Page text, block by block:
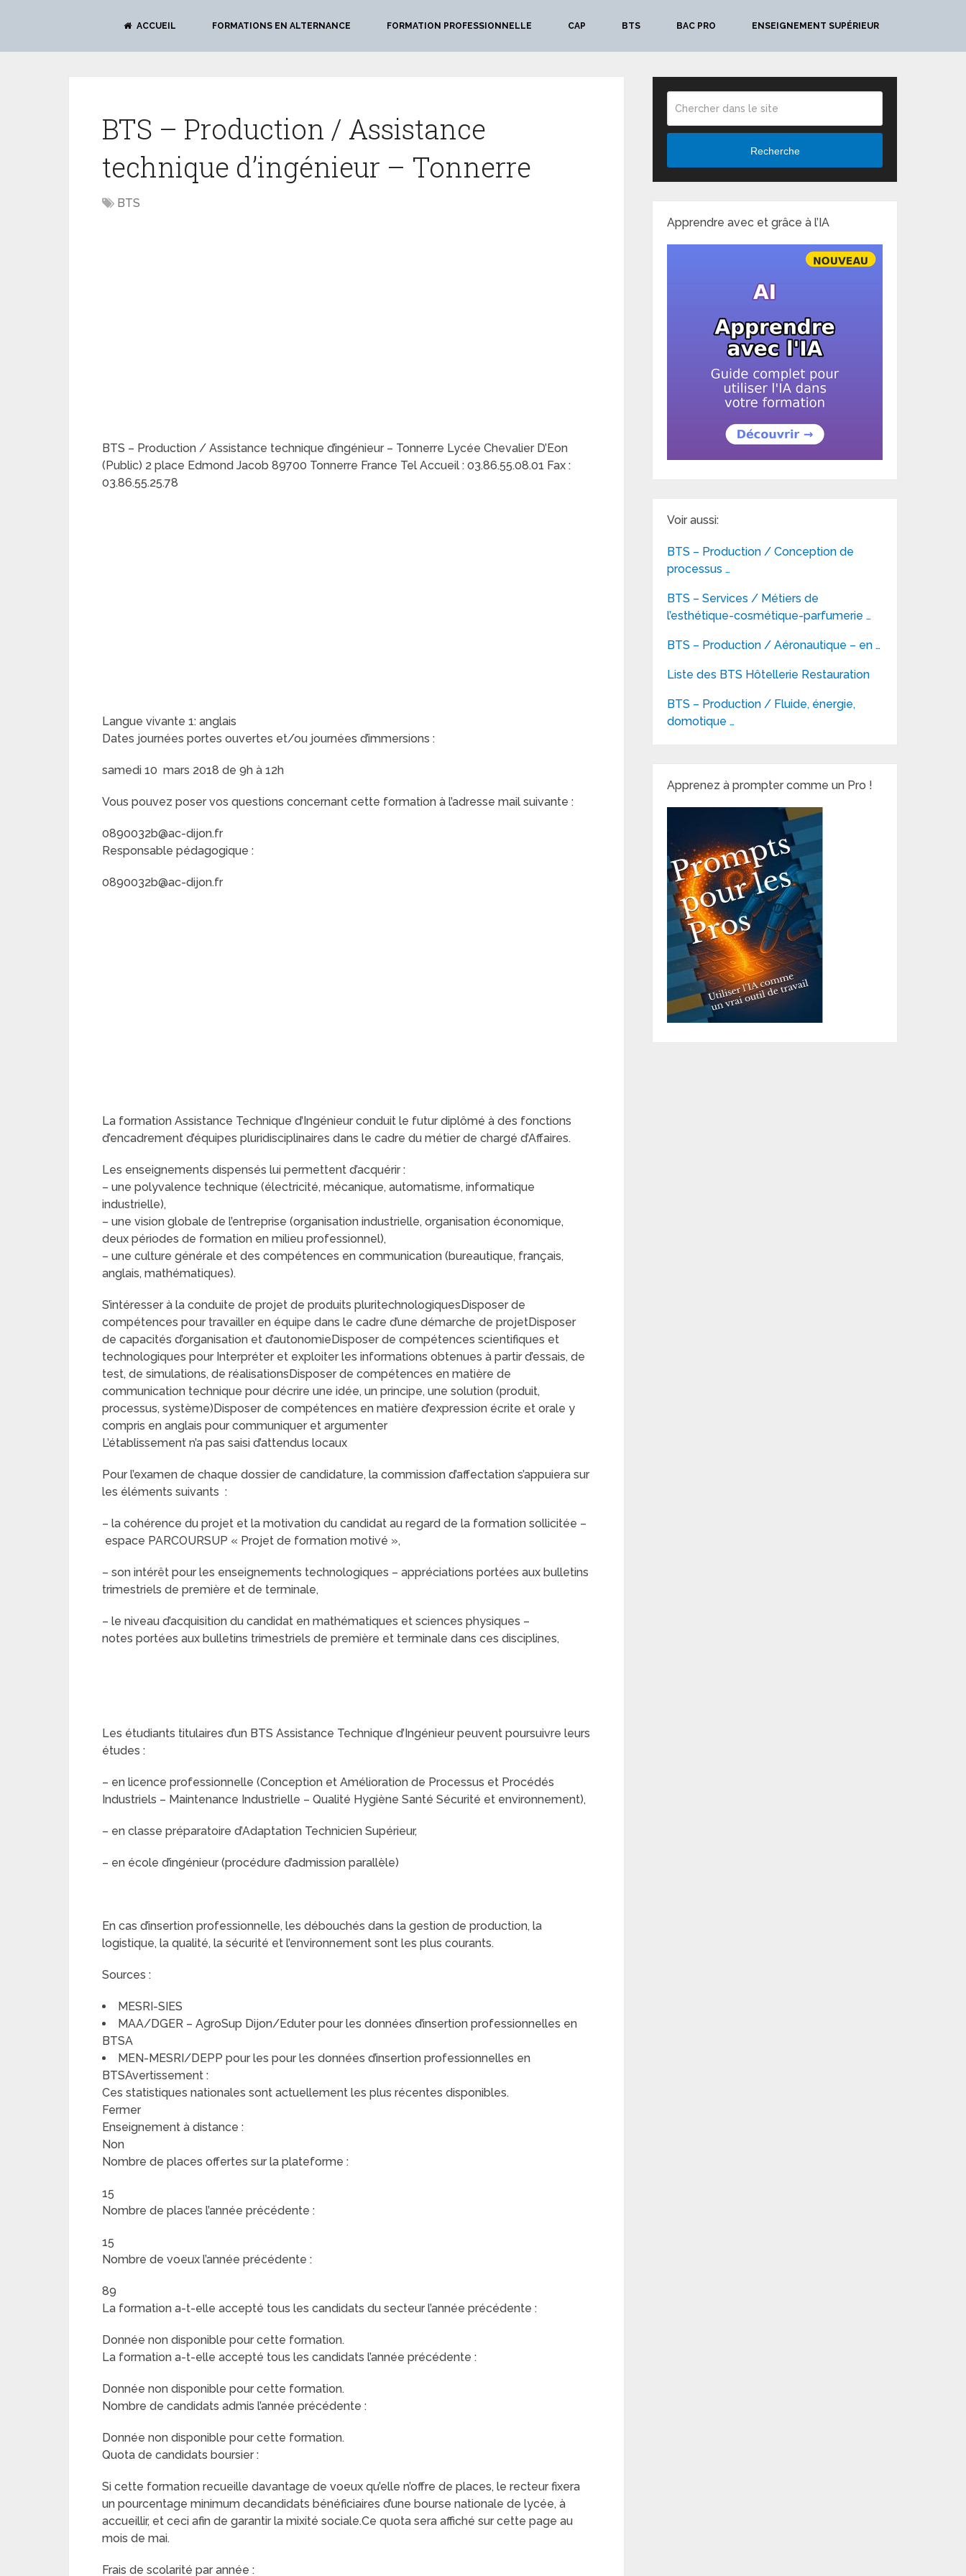
ACCUEIL FORMATIONS EN ALTERNANCE FORMATION PROFESSIONNELLE CAP BTS BAC PRO ENSEIGNEMENT SUPÉRIEUR
BTS – Production / Assistance
technique d’ingénieur – Tonnerre
BTS
BTS – Production / Assistance technique d’ingénieur – Tonnerre Lycée Chevalier D’Eon
(Public) 2 place Edmond Jacob 89700 Tonnerre France Tel Accueil : 03.86.55.08.01 Fax :
03.86.55.25.78
Langue vivante 1: anglais
Dates journées portes ouvertes et/ou journées d’immersions :
samedi 10 mars 2018 de 9h à 12h
Vous pouvez poser vos questions concernant cette formation à l’adresse mail suivante :
0890032b@ac-dijon.fr
Responsable pédagogique :
0890032b@ac-dijon.fr
La formation Assistance Technique d’Ingénieur conduit le futur diplômé à des fonctions
d’encadrement d’équipes pluridisciplinaires dans le cadre du métier de chargé d’Affaires.
Les enseignements dispensés lui permettent d’acquérir :
– une polyvalence technique (électricité, mécanique, automatisme, informatique
industrielle),
– une vision globale de l’entreprise (organisation industrielle, organisation économique,
deux périodes de formation en milieu professionnel),
– une culture générale et des compétences en communication (bureautique, français,
anglais, mathématiques).
S’intéresser à la conduite de projet de produits pluritechnologiquesDisposer de
compétences pour travailler en équipe dans le cadre d’une démarche de projetDisposer
de capacités d’organisation et d’autonomieDisposer de compétences scientifiques et
technologiques pour Interpréter et exploiter les informations obtenues à partir d’essais, de
test, de simulations, de réalisationsDisposer de compétences en matière de
communication technique pour décrire une idée, un principe, une solution (produit,
processus, système)Disposer de compétences en matière d’expression écrite et orale y
compris en anglais pour communiquer et argumenter
L’établissement n’a pas saisi d’attendus locaux
Pour l’examen de chaque dossier de candidature, la commission d’affectation s’appuiera sur
les éléments suivants :
– la cohérence du projet et la motivation du candidat au regard de la formation sollicitée –
espace PARCOURSUP « Projet de formation motivé »,
– son intérêt pour les enseignements technologiques – appréciations portées aux bulletins
trimestriels de première et de terminale,
– le niveau d’acquisition du candidat en mathématiques et sciences physiques –
notes portées aux bulletins trimestriels de première et terminale dans ces disciplines,
Les étudiants titulaires d’un BTS Assistance Technique d’Ingénieur peuvent poursuivre leurs
études :
– en licence professionnelle (Conception et Amélioration de Processus et Procédés
Industriels – Maintenance Industrielle – Qualité Hygiène Santé Sécurité et environnement),
– en classe préparatoire d’Adaptation Technicien Supérieur,
– en école d’ingénieur (procédure d’admission parallèle)
En cas d’insertion professionnelle, les débouchés dans la gestion de production, la
logistique, la qualité, la sécurité et l’environnement sont les plus courants.
Sources :
MESRI-SIES
MAA/DGER – AgroSup Dijon/Eduter pour les données d’insertion professionnelles en
BTSA
MEN-MESRI/DEPP pour les pour les données d’insertion professionnelles en
BTSAvertissement :
Ces statistiques nationales sont actuellement les plus récentes disponibles.
Fermer
Enseignement à distance :
Non
Nombre de places offertes sur la plateforme :
15
Nombre de places l’année précédente :
15
Nombre de voeux l’année précédente :
89
La formation a-t-elle accepté tous les candidats du secteur l’année précédente :
Donnée non disponible pour cette formation.
La formation a-t-elle accepté tous les candidats l’année précédente :
Donnée non disponible pour cette formation.
Nombre de candidats admis l’année précédente :
Donnée non disponible pour cette formation.
Quota de candidats boursier :
Si cette formation recueille davantage de voeux qu’elle n’offre de places, le recteur fixera
un pourcentage minimum decandidats bénéficiaires d’une bourse nationale de lycée, à
accueillir, et ceci afin de garantir la mixité sociale.Ce quota sera affiché sur cette page au
mois de mai.
Frais de scolarité par année :
Recherche
Apprendre avec et grâce à l’IA
Voir aussi:
BTS – Production / Conception de
processus …
BTS – Services / Métiers de
l’esthétique-cosmétique-parfumerie …
BTS – Production / Aéronautique – en …
Liste des BTS Hôtellerie Restauration
BTS – Production / Fluide, énergie,
domotique …
Apprenez à prompter comme un Pro !